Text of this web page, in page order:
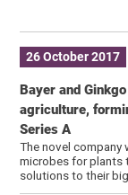
26 October 2017
Bayer and
agriculture,
Series A
The novel
microbes for plants
solutions to their